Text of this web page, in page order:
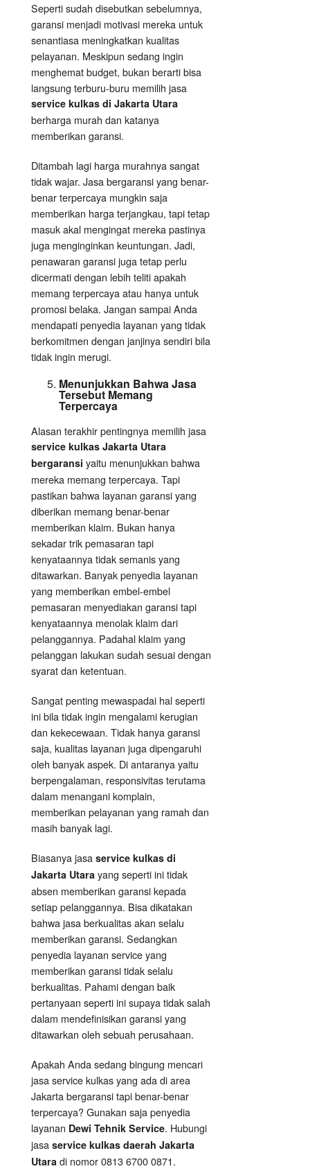
Seperti sudah disebutkan sebelumnya,
garansi menjadi motivasi mereka untuk
senantiasa meningkatkan kualitas
pelayanan. Meskipun sedang ingin
menghemat budget, bukan berarti bisa
langsung terburu-buru memilih jasa
service kulkas di Jakarta Utara
berharga murah dan katanya
memberikan garansi.
Ditambah lagi harga murahnya sangat
tidak wajar. Jasa bergaransi yang benar-
benar terpercaya mungkin saja
memberikan harga terjangkau, tapi tetap
masuk akal mengingat mereka pastinya
juga menginginkan keuntungan. Jadi,
penawaran garansi juga tetap perlu
dicermati dengan lebih teliti apakah
memang terpercaya atau hanya untuk
promosi belaka. Jangan sampai Anda
mendapati penyedia layanan yang tidak
berkomitmen dengan janjinya sendiri bila
tidak ingin merugi.
Menunjukkan Bahwa Jasa
Tersebut Memang
Terpercaya
Alasan terakhir pentingnya memilih jasa
service kulkas Jakarta Utara
bergaransi yaitu menunjukkan bahwa
mereka memang terpercaya. Tapi
pastikan bahwa layanan garansi yang
diberikan memang benar-benar
memberikan klaim. Bukan hanya
sekadar trik pemasaran tapi
kenyataannya tidak semanis yang
ditawarkan. Banyak penyedia layanan
yang memberikan embel-embel
pemasaran menyediakan garansi tapi
kenyataannya menolak klaim dari
pelanggannya. Padahal klaim yang
pelanggan lakukan sudah sesuai dengan
syarat dan ketentuan.
Sangat penting mewaspadai hal seperti
ini bila tidak ingin mengalami kerugian
dan kekecewaan. Tidak hanya garansi
saja, kualitas layanan juga dipengaruhi
oleh banyak aspek. Di antaranya yaitu
berpengalaman, responsivitas terutama
dalam menangani komplain,
memberikan pelayanan yang ramah dan
masih banyak lagi.
Biasanya jasa service kulkas di
Jakarta Utara yang seperti ini tidak
absen memberikan garansi kepada
setiap pelanggannya. Bisa dikatakan
bahwa jasa berkualitas akan selalu
memberikan garansi. Sedangkan
penyedia layanan service yang
memberikan garansi tidak selalu
berkualitas. Pahami dengan baik
pertanyaan seperti ini supaya tidak salah
dalam mendefinisikan garansi yang
ditawarkan oleh sebuah perusahaan.
Apakah Anda sedang bingung mencari
jasa service kulkas yang ada di area
Jakarta bergaransi tapi benar-benar
terpercaya? Gunakan saja penyedia
layanan Dewi Tehnik Service. Hubungi
jasa service kulkas daerah Jakarta
Utara di nomor 0813 6700 0871.